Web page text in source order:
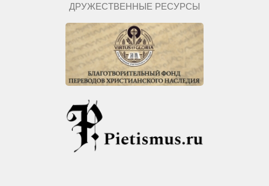
ДРУЖЕСТВЕННЫЕ РЕСУРСЫ